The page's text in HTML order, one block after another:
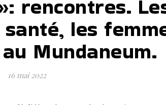
rencontres.
les
Mundaneum.
16 mai 2022